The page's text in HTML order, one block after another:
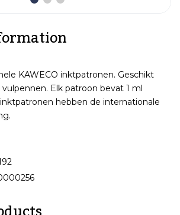
KAWECO inktpatronen. Geschikt
vulpennen. Elk patroon bevat 1 ml
hebben de internationale